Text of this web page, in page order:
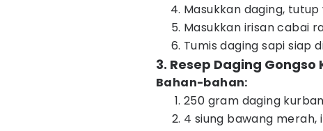
Masukkan daging,
Masukkan irisan cabai
Tumis daging sapi siap
3. Resep Daging
Bahan-bahan:
250 gram daging
4 siung bawang merah,